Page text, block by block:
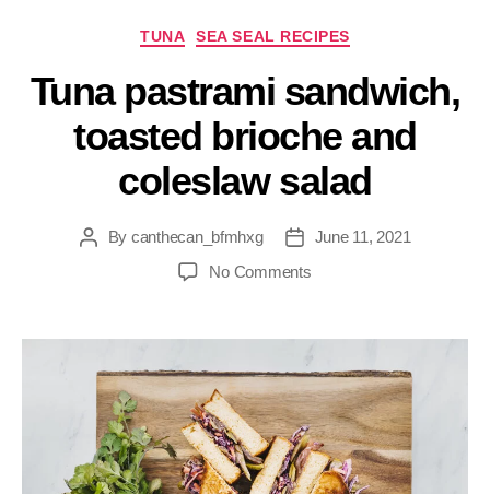
TUNA SEA SEAL RECIPES
Tuna pastrami sandwich,
toasted brioche and
coleslaw salad
By canthecan_bfmhxg
June 11, 2021
No Comments